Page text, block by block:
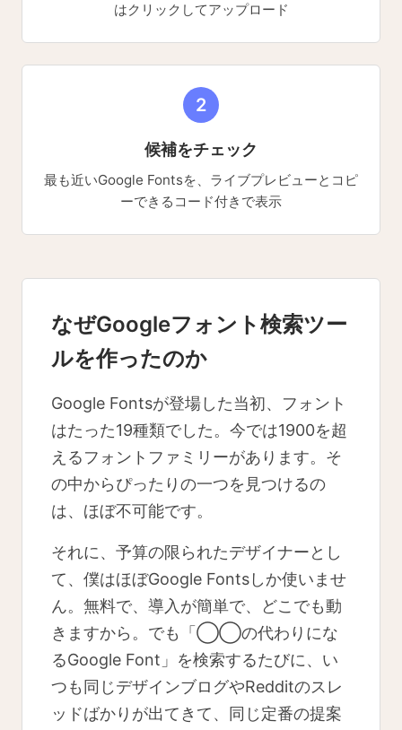
はクリックしてアップロード
2
候補をチェック
最も近いGoogle Fontsを、ライブプレビューとコピ
ーできるコード付きで表示
なぜGoogleフォント検索ツー
ルを作ったのか
Google Fontsが登場した当初、フォント
はたった19種類でした。今では1900を超
えるフォントファミリーがあります。そ
の中からぴったりの一つを見つけるの
は、ほぼ不可能です。
それに、予算の限られたデザイナーとし
て、僕はほぼGoogle Fontsしか使いませ
ん。無料で、導入が簡単で、どこでも動
きますから。でも「◯◯の代わりにな
るGoogle Font」を検索するたびに、い
つも同じデザインブログやRedditのスレ
ッドばかりが出てきて、同じ定番の提案